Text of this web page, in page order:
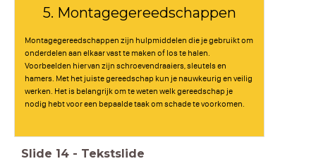
5. Montagegereedschappen
Montagegereedschappen zijn hulpmiddelen die je gebruikt om
onderdelen aan elkaar vast te maken of los te halen.
Voorbeelden hiervan zijn schroevendraaiers, sleutels en
hamers. Met het juiste gereedschap kun je nauwkeurig en veilig
werken. Het is belangrijk om te weten welk gereedschap je
nodig hebt voor een bepaalde taak om schade te voorkomen.
Slide 14 - Tekstslide